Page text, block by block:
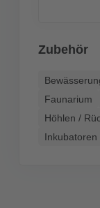
Zubehör
Faunarium
Höhlen /
Inkubatoren